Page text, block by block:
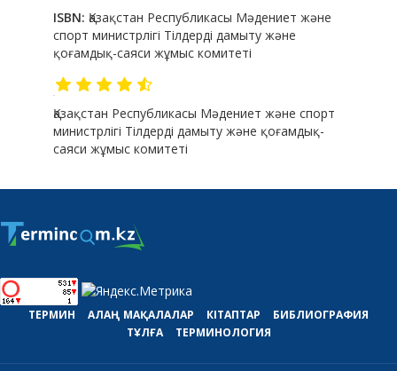
ISBN: Қазақстан Республикасы Мәдениет және
спорт министрлігі Тілдерді дамыту және
қоғамдық-саяси жұмыс комитеті
Қазақстан Республикасы Мәдениет және спорт
министрлігі Тілдерді дамыту және қоғамдық-
саяси жұмыс комитеті
ТЕРМИН АЛАҢ МАҚАЛАЛАР КІТАПТАР
БИБЛИОГРАФИЯ
ТҰЛҒА
ТЕРМИНОЛОГИЯ